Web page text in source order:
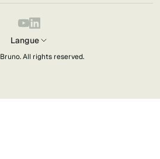
Bruno. All rights reserved.
Langue